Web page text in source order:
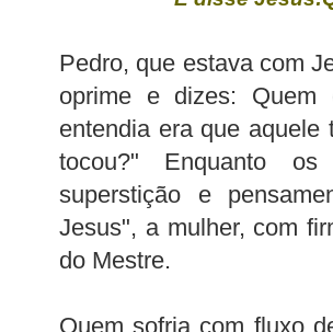
Pedro, que estava com
oprime e dizes:
entendia era que aquele
tocou?" Enquanto
superstição e
Jesus", a mulher, com
do Mestre.
Quem sofria com fluxo